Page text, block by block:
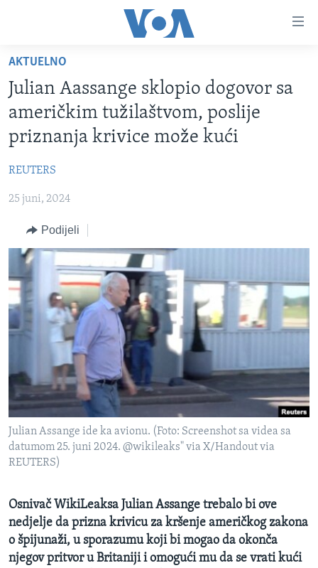
glavni
sadržaj
na
glavnu
Idi
na
pretragu
TV PROGRAM
FOTOGRAFIJE DANA
BOSNA I HERCEGOVINA
SVIJET
NAUKA I TEHNOLOGIJA
SPECIJALNI PROJEKTI
KORUPCIJA
SLOBODA MEDIJA
ŽENSKA STRANA
IZBJEGLIČKA STRANA
MAGAZIN
O GLASU AMERIKE
Learning English
PRATITE NAS
Jezici
AKTUELNO
Julian Aassange sklopio dogovor sa
američkim tužilaštvom, poslije
priznanja krivice može kući
REUTERS
25 juni, 2024
Podijeli
Julian Assange ide ka avionu. (Foto: Screenshot sa videa sa
datumom 25. juni 2024. @wikileaks" via X/Handout via
REUTERS)
Osnivač WikiLeaksa Julian Assange trebalo bi ove
nedjelje da prizna krivicu za kršenje američkog zakona
o špijunaži, u sporazumu koji bi mogao da okonča
njegov pritvor u Britaniji i omogući mu da se vrati kući